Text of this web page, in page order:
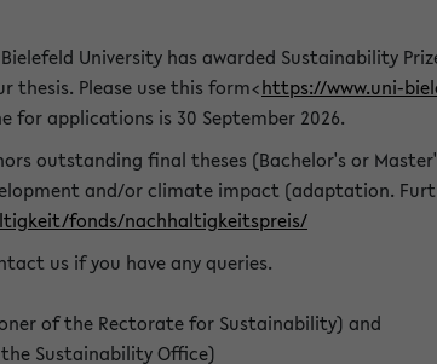
University has awarded Sustainability
thesis. Please use this form<https://www.uni-
for applications is 30 September 2026.
outstanding final theses (Bachelor's or
and/or climate impact (adaptation.
fonds/nachhaltigkeitspreis/
us if you have any queries.
of the Rectorate for Sustainability) and
Sustainability Office)